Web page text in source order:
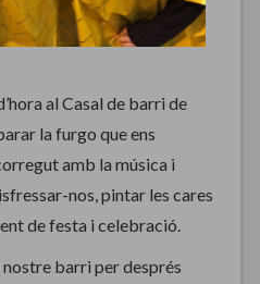
al Casal de barri de
la furgo que ens
amb la música i
nos, pintar les cares
de festa i celebració.
barri per després